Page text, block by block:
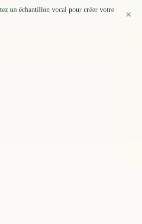
un échantillon vocal pour créer votre
meilleures voix IA